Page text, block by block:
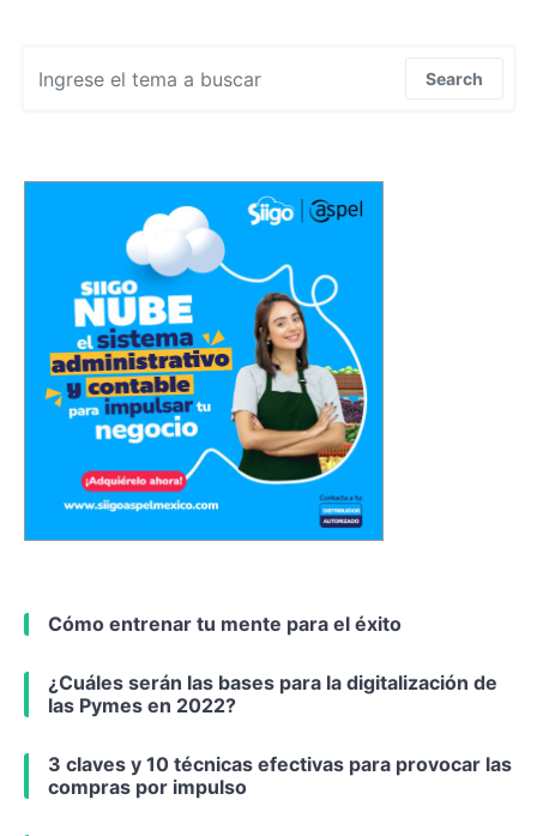
Search
Cómo entrenar tu mente para el éxito
¿Cuáles serán las bases para la digitalización de
las Pymes en 2022?
3 claves y 10 técnicas efectivas para provocar las
compras por impulso